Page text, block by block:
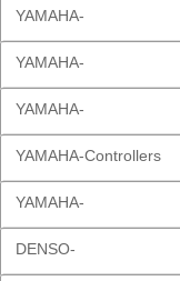
YAMAHA-
YAMAHA-
YAMAHA-
YAMAHA-Controllers
YAMAHA-
DENSO-